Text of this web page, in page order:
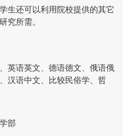
生还可以利用院校提供的其它
究所需。
英语英文、德语德文、俄语俄
汉语中文、比较民俗学、哲
部